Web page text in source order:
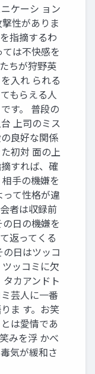
ケーシ ョン
性がありま
指摘するわ
は不快感を
ちが狩野英
入れ られる
もらえる人
す。 普段の
上司のミス
良好な関係
初対 面の上
すれば、確
手の機嫌を
て性格が違
者は収録前
日の機嫌を
返ってくる
日はツッコ
ッコミに欠
カアンドト
芸人に一番
ま す。お笑
は愛情であ
みを浮 かべ
気が緩和さ